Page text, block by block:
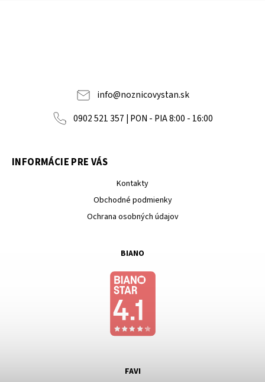
info@noznicovystan.sk
0902 521 357 | PON - PIA 8:00 - 16:00
INFORMÁCIE PRE VÁS
Kontakty
Obchodné podmienky
Ochrana osobných údajov
BIANO
FAVI